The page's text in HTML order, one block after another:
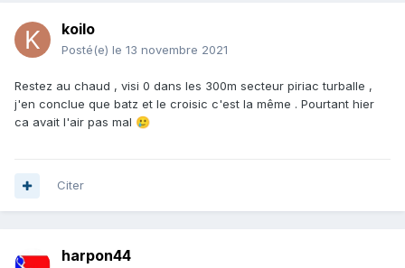
koilo
Posté(e) le 13 novembre 2021
Restez au chaud , visi 0 dans les 300m secteur piriac turballe ,
j'en conclue que batz et le croisic c'est la même . Pourtant hier
ca avait l'air pas mal 🥲
Citer
harpon44